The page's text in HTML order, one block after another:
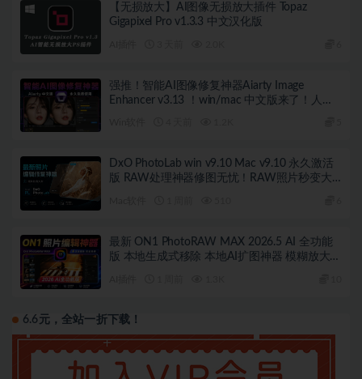
【无损放大】AI图像无损放大插件 Topaz
Gigapixel Pro v1.3.3 中文汉化版
强推！智能AI图像修复神器Aiarty Image
Enhancer v3.13 ！win/mac 中文版来了！人脸
DxO PhotoLab win v9.10 Mac v9.10 永久激活
版 RAW处理神器修图无忧！RAW照片秒变大
最新 ON1 PhotoRAW MAX 2026.5 AI 全功能
版 本地生成式移除 本地AI扩图神器 模糊放大！
6.6元，全站一折下载！